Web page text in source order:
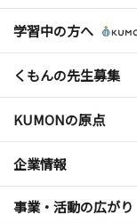
学習中の方へ
くもんの先生募集
KUMONの原点
企業情報
事業・活動の広がり